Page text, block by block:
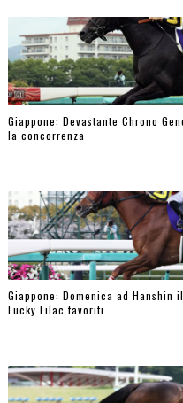
Giappone: Devastante Chrono
la concorrenza
Giappone: Domenica ad Hanshin
Lucky Lilac favoriti